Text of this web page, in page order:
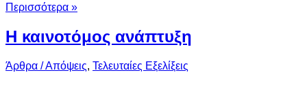
Περισσότερα »
Η καινοτόμος ανάπτυξη
Άρθρα / Απόψεις, Τελευταίες Εξελίξεις